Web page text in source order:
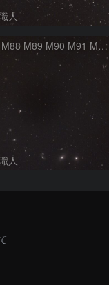
人
M87 M88 M89 M90 M91 M100 マルカリアンの銀河鎖 おとめ座 かみのけ座
人